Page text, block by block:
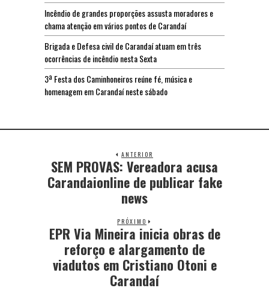
Incêndio de grandes proporções assusta moradores e
chama atenção em vários pontos de Carandaí
Brigada e Defesa civil de Carandaí atuam em três
ocorrências de incêndio nesta Sexta
3ª Festa dos Caminhoneiros reúne fé, música e
homenagem em Carandaí neste sábado
ANTERIOR
SEM PROVAS: Vereadora acusa
Carandaionline de publicar fake
news
PRÓXIMO
EPR Via Mineira inicia obras de
reforço e alargamento de
viadutos em Cristiano Otoni e
Carandaí